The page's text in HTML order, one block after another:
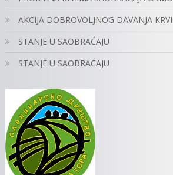
AKCIJA DOBROVOLJNOG DAVANJA KRVI
STANJE U SAOBRAĆAJU
STANJE U SAOBRAĆAJU